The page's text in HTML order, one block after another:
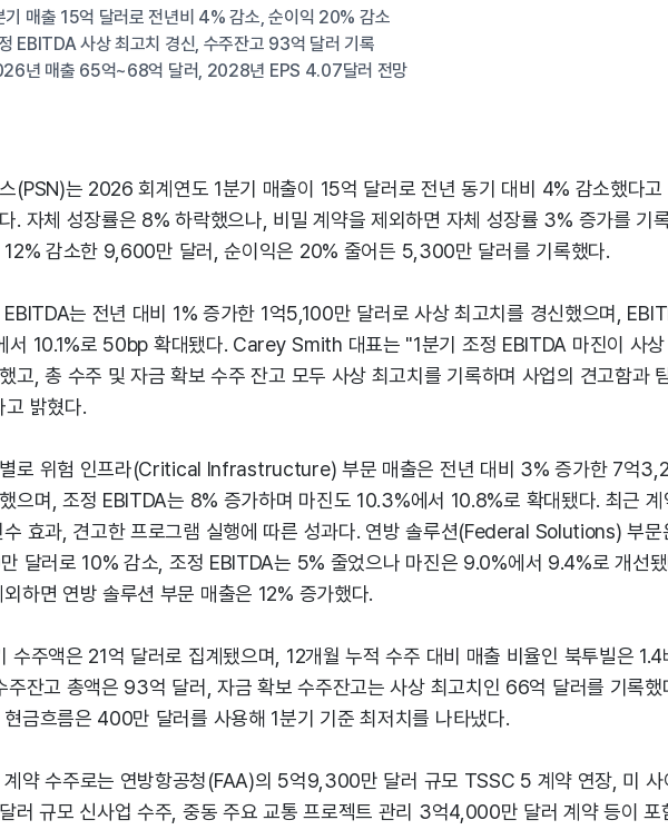
기 매출 15억 달러로 전년비 4% 감소, 순이익 20% 감소
EBITDA 사상 최고치 경신, 수주잔고 93억 달러 기록
년 매출 65억~68억 달러, 2028년 EPS 4.07달러 전망
(PSN)는 2026 회계연도 1분기 매출이 15억 달러로 전년 동기 대비 4% 감소했다
. 자체 성장률은 8% 하락했으나, 비밀 계약을 제외하면 자체 성장률 3% 증가를 기
12% 감소한 9,600만 달러, 순이익은 20% 줄어든 5,300만 달러를 기록했다.
EBITDA는 전년 대비 1% 증가한 1억5,100만 달러로 사상 최고치를 경신했으며,
서 10.1%로 50bp 확대됐다. Carey Smith 대표는 "1분기 조정 EBITDA 마진이 사상
고, 총 수주 및 자금 확보 수주 잔고 모두 사상 최고치를 기록하며 사업의 견고함과
고 밝혔다.
로 위험 인프라(Critical Infrastructure) 부문 매출은 전년 대비 3% 증가한 7억
으며, 조정 EBITDA는 8% 증가하며 마진도 10.3%에서 10.8%로 확대됐다. 최근 계
수 효과, 견고한 프로그램 실행에 따른 성과다. 연방 솔루션(Federal Solutions) 부문
달러로 10% 감소, 조정 EBITDA는 5% 줄었으나 마진은 9.0%에서 9.4%로 개선
하면 연방 솔루션 부문 매출은 12% 증가했다.
수주액은 21억 달러로 집계됐으며, 12개월 누적 수주 대비 매출 비율인 북투빌은
주잔고 총액은 93억 달러, 자금 확보 수주잔고는 사상 최고치인 66억 달러를 기록했
현금흐름은 400만 달러를 사용해 1분기 기준 최저치를 나타냈다.
계약 수주로는 연방항공청(FAA)의 5억9,300만 달러 규모 TSSC 5 계약 연장, 미 사
러 규모 신사업 수주, 중동 주요 교통 프로젝트 관리 3억4,000만 달러 계약 등이 포